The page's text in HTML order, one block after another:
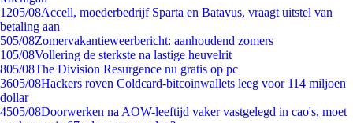
1205/08Accell, moederbedrijf Sparta en Batavus, vraagt uitstel van
betaling aan
505/08Zomervakantieweerbericht: aanhoudend zomers
105/08Vollering de sterkste na lastige heuvelrit
805/08The Division Resurgence nu gratis op pc
3605/08Hackers roven Coldcard-bitcoinwallets leeg voor 114 miljoen
dollar
4505/08Doorwerken na AOW-leeftijd vaker vastgelegd in cao's, moet